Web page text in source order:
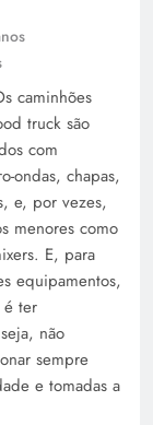
caminhões
truck são
com
ondas, chapas,
e, por vezes,
menores como
E, para
equipamentos,
ter
não
sempre
e tomadas a